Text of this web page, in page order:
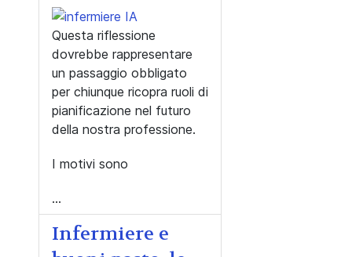
Questa riflessione
dovrebbe rappresentare
un passaggio obbligato
per chiunque ricopra ruoli di
pianificazione nel futuro
della nostra professione.
I motivi sono
...
Infermiere e